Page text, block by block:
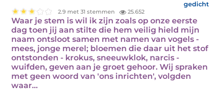
gedicht
2.9 met 31 stemmen 25.652
Waar je stem is wil ik zijn zoals op onze eerste
dag toen jij aan stilte die hem veilig hield mijn
naam ontsloot samen met namen van vogels -
mees, jonge merel; bloemen die daar uit het stof
ontstonden - krokus, sneeuwklok, narcis -
wuifden, geven aan je groet gehoor. Wij spraken
met geen woord van 'ons inrichten', volgden
waar…